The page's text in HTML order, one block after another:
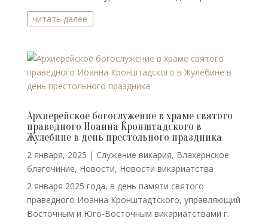
читать далее
Архиерейское богослужение в храме святого
праведного Иоанна Кронштадского в
Жулебине в день престольного праздника
2 января, 2025 | Cлужение викария, Влахернское
благочиние, Новости, Новости викариатства
2 января 2025 года, в день памяти святого
праведного Иоанна Кронштадтского, управляющий
Восточным и Юго-Восточным викариатствами г.